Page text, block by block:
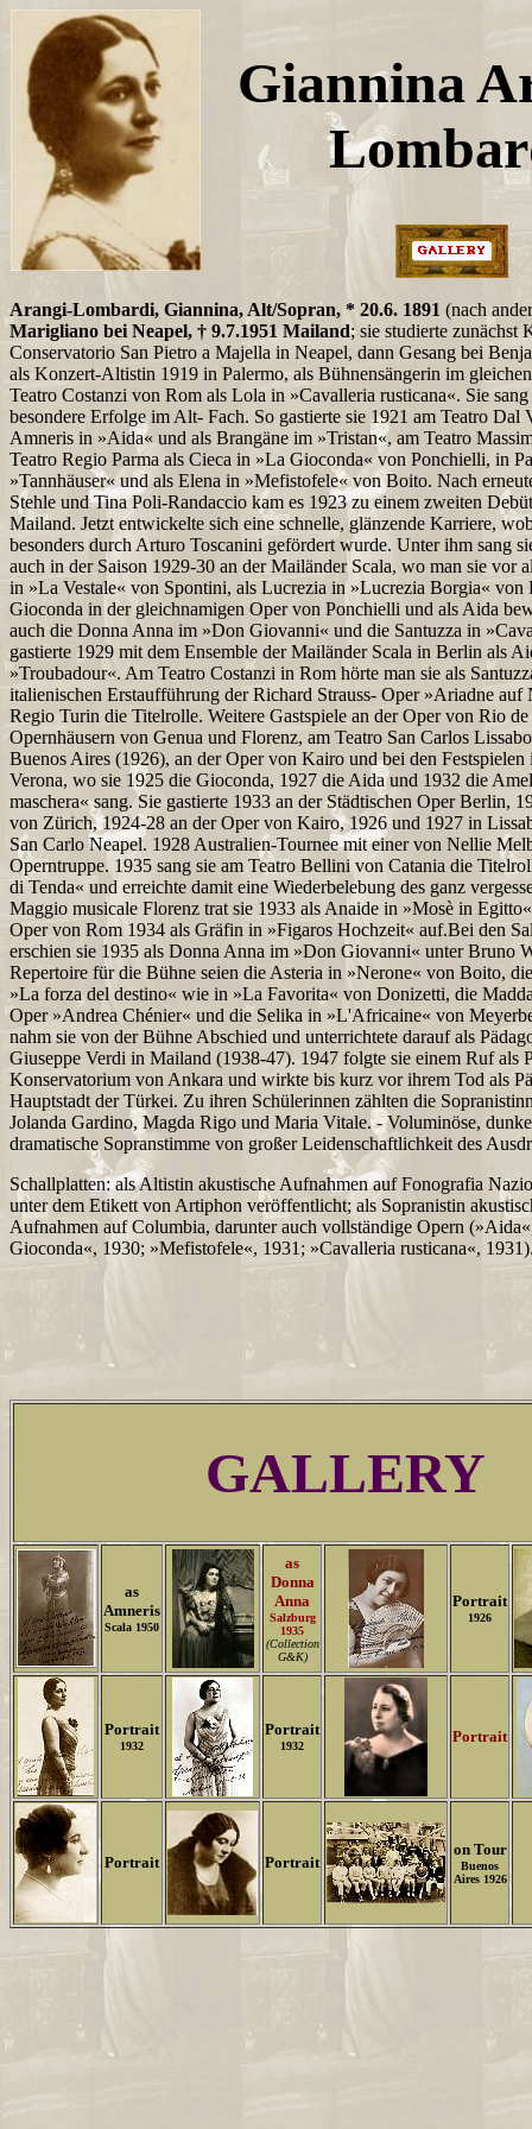
Giannina
Arangi-Lombardi, Giannina, Alt/Sopran, * 20.6. 1891 (nach
Marigliano bei Neapel, † 9.7.1951 Mailand; sie studierte zunächst
Conservatorio San Pietro a Majella in Neapel, dann Gesang bei
als Konzert-Altistin 1919 in Palermo, als Bühnensängerin im
Teatro Costanzi von Rom als Lola in »Cavalleria rusticana«. Sie
besondere Erfolge im Alt- Fach. So gastierte sie 1921 am Teatro Dal
Amneris in »Aida« und als Brangäne im »Tristan«, am Teatro
Teatro Regio Parma als Cieca in »La Gioconda« von Ponchielli, in
»Tannhäuser« und als Elena in »Mefistofele« von Boito. Nach
Stehle und Tina Poli-Randaccio kam es 1923 zu einem zweiten
Mailand. Jetzt entwickelte sich eine schnelle, glänzende Karriere,
besonders durch Arturo Toscanini gefördert wurde. Unter ihm sang
auch in der Saison 1929-30 an der Mailänder Scala, wo man sie vor
in »La Vestale« von Spontini, als Lucrezia in »Lucrezia Borgia« von
Gioconda in der gleichnamigen Oper von Ponchielli und als Aida
auch die Donna Anna im »Don Giovanni« und die Santuzza in
gastierte 1929 mit dem Ensemble der Mailänder Scala in Berlin als
»Troubadour«. Am Teatro Costanzi in Rom hörte man sie als
italienischen Erstaufführung der Richard Strauss- Oper »Ariadne auf
Regio Turin die Titelrolle. Weitere Gastspiele an der Oper von Rio de
Opernhäusern von Genua und Florenz, am Teatro San Carlos
Buenos Aires (1926), an der Oper von Kairo und bei den
Verona, wo sie 1925 die Gioconda, 1927 die Aida und 1932 die
maschera« sang. Sie gastierte 1933 an der Städtischen Oper Berlin,
von Zürich, 1924-28 an der Oper von Kairo, 1926 und 1927 in
San Carlo Neapel. 1928 Australien-Tournee mit einer von Nellie
Operntruppe. 1935 sang sie am Teatro Bellini von Catania die
di Tenda« und erreichte damit eine Wiederbelebung des ganz
Maggio musicale Florenz trat sie 1933 als Anaide in »Mosè in
Oper von Rom 1934 als Gräfin in »Figaros Hochzeit« auf.Bei den
erschien sie 1935 als Donna Anna im »Don Giovanni« unter Bruno
Repertoire für die Bühne seien die Asteria in »Nerone« von Boito,
»La forza del destino« wie in »La Favorita« von Donizetti, die
Oper »Andrea Chénier« und die Selika in »L'Africaine« von
nahm sie von der Bühne Abschied und unterrichtete darauf als
Giuseppe Verdi in Mailand (1938-47). 1947 folgte sie einem Ruf als
Konservatorium von Ankara und wirkte bis kurz vor ihrem Tod als
Hauptstadt der Türkei. Zu ihren Schülerinnen zählten die
Jolanda Gardino, Magda Rigo und Maria Vitale. - Voluminöse,
dramatische Sopranstimme von großer Leidenschaftlichkeit des
Schallplatten: als Altistin akustische Aufnahmen auf Fonografia
unter dem Etikett von Artiphon veröffentlicht; als Sopranistin
Aufnahmen auf Columbia, darunter auch vollständige Opern
Gioconda«, 1930; »Mefistofele«, 1931; »Cavalleria rusticana«,
GALLERY
as
Amneris
Scala 1950
as
Donna
Anna
Salzburg
1935
(Collection
G&K)
Portrait
1926
Portrait
1932
Portrait
1932
Portrait
Portrait Portrait
on Tour
Buenos
Aires 1926